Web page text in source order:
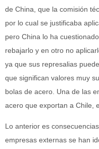
de China, que la comisión
por lo cual se justificaba
pero China lo ha
rebajarlo y en otro no
ya que sus represalias
que significan valores muy
bolas de acero. Una de las
acero que exportan a Chile,
Lo anterior es
empresas externas se han